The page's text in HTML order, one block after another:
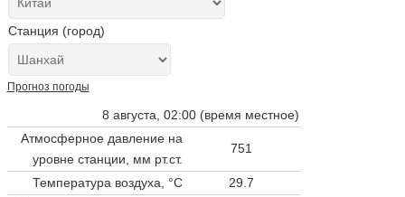
Станция (город)
Прогноз погоды
8 августа, 02:00 (время местное)
Атмосферное давление на
уровне станции, мм рт.ст.
751
Температура воздуха, °C
29.7